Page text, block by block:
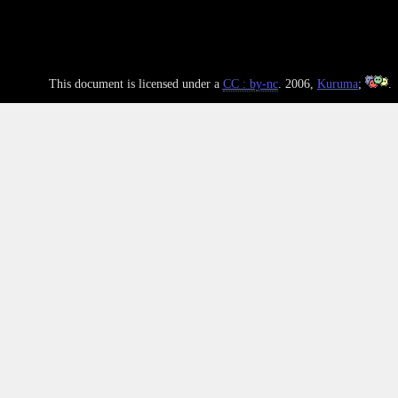
This document is licensed under a CC : by-nc. 2006, Kuruma; .